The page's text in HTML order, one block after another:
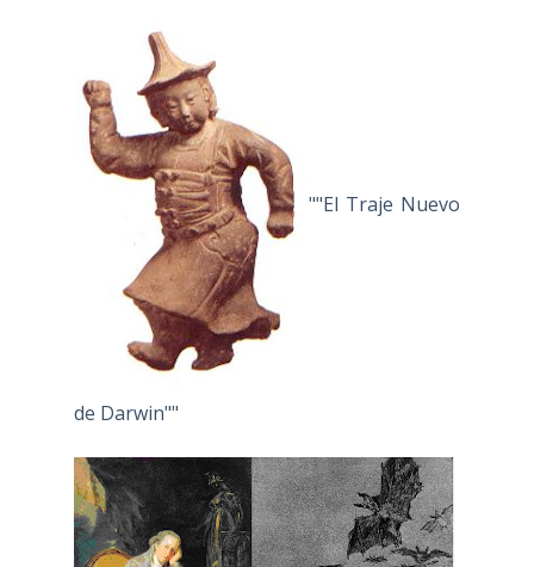
""El Traje Nuevo
de Darwin""